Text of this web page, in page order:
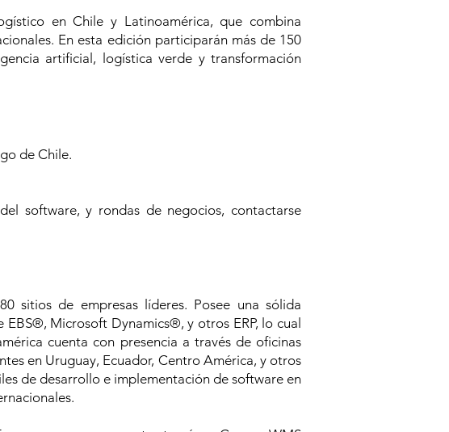
en Chile y Latinoamérica, que combina
En esta edición participarán más de 150
artificial, logística verde y transformación
de Chile.
software, y rondas de negocios, contactarse
sitios de empresas líderes. Posee una sólida
Microsoft Dynamics®, y otros ERP, lo cual
cuenta con presencia a través de oficinas
en Uruguay, Ecuador, Centro América, y otros
de desarrollo e implementación de software en